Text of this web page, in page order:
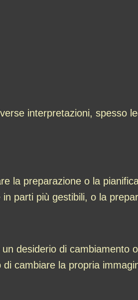
interpretazioni, spesso
la preparazione o la
parti più gestibili, o la
desiderio di cambiamento
cambiare la propria